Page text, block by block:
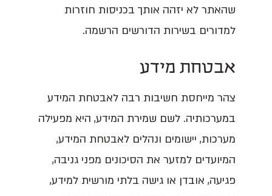
שהאתר לא יזהה אותך בכניסות חוזרות
למדורים בשירות הדורשים הרשמה.
אבטחת מידע
צהר מייחסת חשיבות רבה לאבטחת המידע
במערכותיה. לשם שמירת המידע, היא מפעילה
מערכות, יישומים ונהלים לאבטחת המידע,
המיועדים למזער את הסיכונים מפני גניבה,
פגיעה, אובדן או גישה בלתי מורשית למידע,